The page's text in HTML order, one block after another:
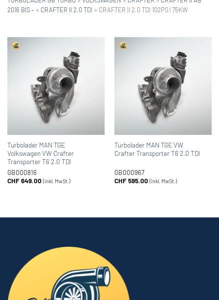
2016 BIS – » CRAFTER II 2.0 TDI » CRAFTER II 2.0 TDI 102PS | 75KW
Turbolader MAN TGE
Volkswagen VW Crafter
Transporter T6 2.0 TDI
GB000816
CHF649.00 (inkl. MwSt.)
Turbolader MAN TGE VW
Crafter Transporter T6 2.0 TDI
GB000967
CHF595.00 (inkl. MwSt.)